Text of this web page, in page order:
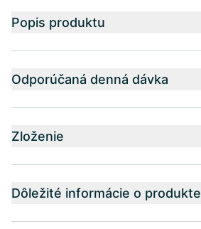
Popis produktu
Odporúčaná denná dávka
Zloženie
Dôležité informácie o produkte